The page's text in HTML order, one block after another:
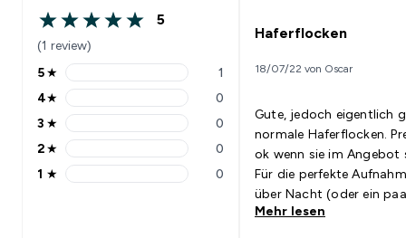
5 out of 5 stars
5
(1 review)
5 stars rating 1 reviews
5★ 1
4 stars rating 0 reviews
4★ 0
3 stars rating 0 reviews
3 ★ 0
2 stars rating 0 reviews
2★ 0
1 stars rating 0 reviews
1 ★ 0
Haferflocken
18/07/22 von Oscar
Gute, jedoch eigentlich
normale Haferflocken.
ok wenn sie im Angebot
Für die perfekte
über Nacht (oder ein
Stunden) in Wasser oder
Mehr lesen